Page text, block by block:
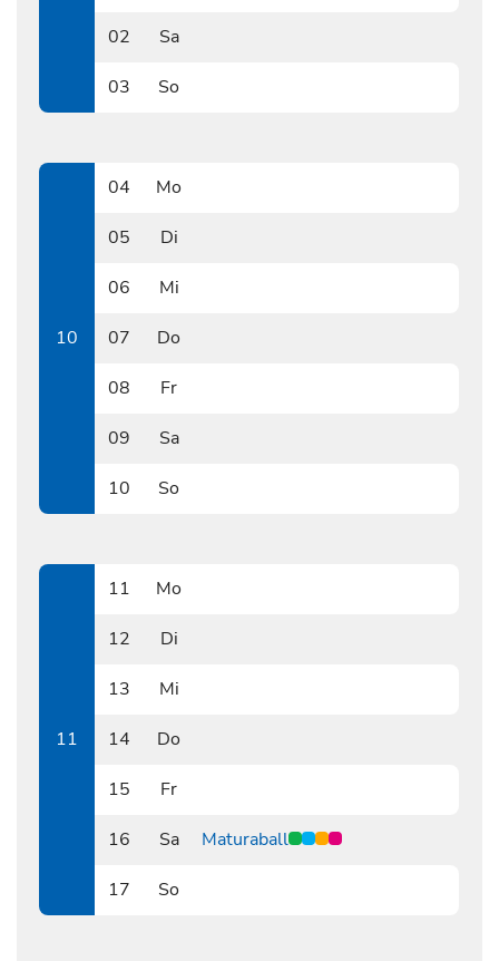
02
Sa
03
So
10
04
Mo
05
Di
06
Mi
07
Do
08
Fr
09
Sa
10
So
11
11
Mo
12
Di
13
Mi
14
Do
15
Fr
16
Sa Maturaball
17
So